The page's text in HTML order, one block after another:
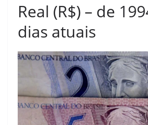
Real (R$) – de
dias atuais